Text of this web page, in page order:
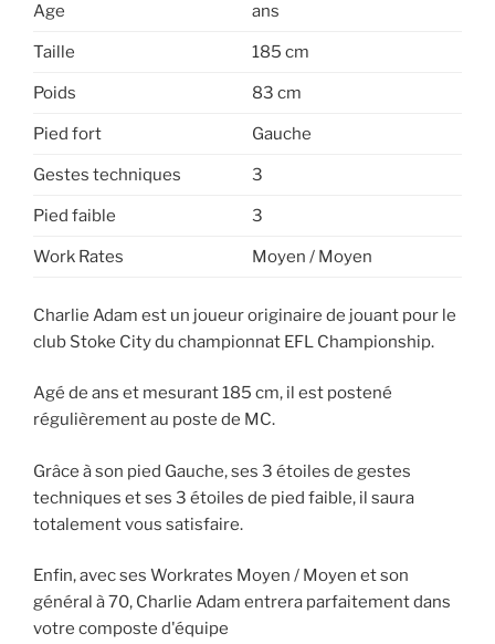
Age ans
Taille 185 cm
Poids 83 cm
Pied fort Gauche
Gestes techniques 3
Pied faible 3
Work Rates Moyen / Moyen
Charlie Adam est un joueur originaire de jouant pour le
club Stoke City du championnat EFL Championship.
Agé de ans et mesurant 185 cm, il est postené
régulièrement au poste de MC.
Grâce à son pied Gauche, ses 3 étoiles de gestes
techniques et ses 3 étoiles de pied faible, il saura
totalement vous satisfaire.
Enfin, avec ses Workrates Moyen / Moyen et son
général à 70, Charlie Adam entrera parfaitement dans
votre composte d'équipe